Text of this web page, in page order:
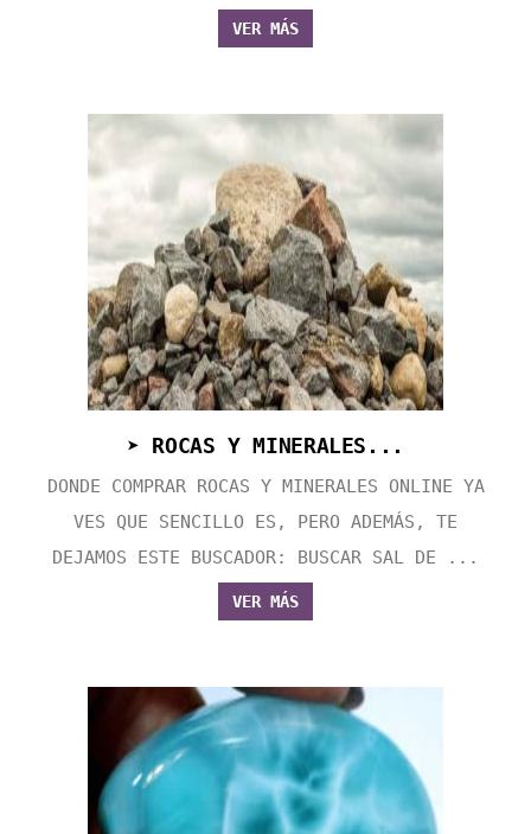
VER MÁS
➤ ROCAS Y MINERALES...
DONDE COMPRAR ROCAS Y MINERALES ONLINE YA
VES QUE SENCILLO ES, PERO ADEMÁS, TE
DEJAMOS ESTE BUSCADOR: BUSCAR SAL DE ...
VER MÁS